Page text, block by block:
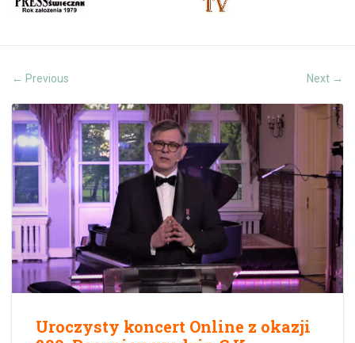
← Previous Next →
Uroczysty koncert Online z okazji